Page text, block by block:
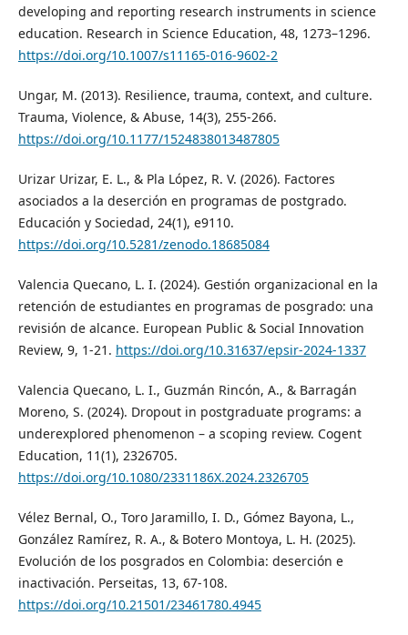
developing and reporting research instruments in science
education. Research in Science Education, 48, 1273–1296.
https://doi.org/10.1007/s11165-016-9602-2
Ungar, M. (2013). Resilience, trauma, context, and culture.
Trauma, Violence, & Abuse, 14(3), 255-266.
https://doi.org/10.1177/1524838013487805
Urizar Urizar, E. L., & Pla López, R. V. (2026). Factores
asociados a la deserción en programas de postgrado.
Educación y Sociedad, 24(1), e9110.
https://doi.org/10.5281/zenodo.18685084
Valencia Quecano, L. I. (2024). Gestión organizacional en la
retención de estudiantes en programas de posgrado: una
revisión de alcance. European Public & Social Innovation
Review, 9, 1-21. https://doi.org/10.31637/epsir-2024-1337
Valencia Quecano, L. I., Guzmán Rincón, A., & Barragán
Moreno, S. (2024). Dropout in postgraduate programs: a
underexplored phenomenon – a scoping review. Cogent
Education, 11(1), 2326705.
https://doi.org/10.1080/2331186X.2024.2326705
Vélez Bernal, O., Toro Jaramillo, I. D., Gómez Bayona, L.,
González Ramírez, R. A., & Botero Montoya, L. H. (2025).
Evolución de los posgrados en Colombia: deserción e
inactivación. Perseitas, 13, 67-108.
https://doi.org/10.21501/23461780.4945